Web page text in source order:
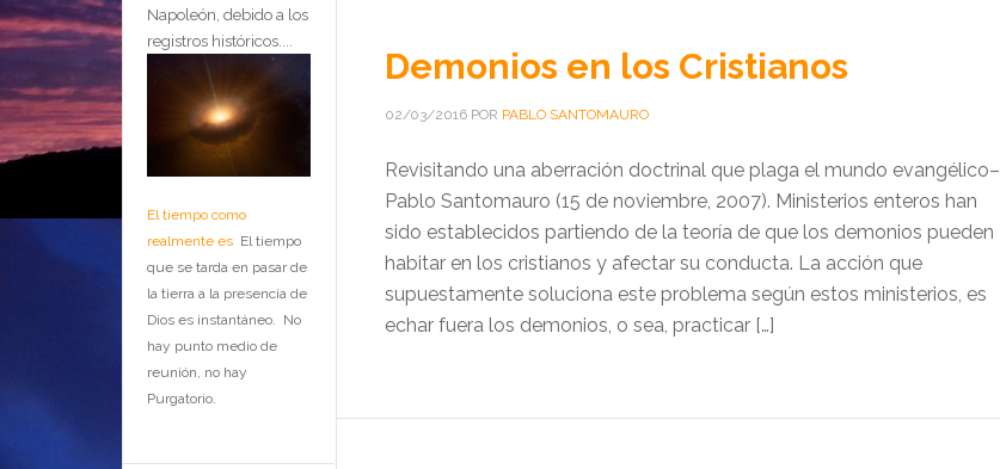
Demonios en los Cristianos
02/03/2016 POR PABLO SANTOMAURO
Revisitando una aberración doctrinal que plaga el mundo evangélico–
Pablo Santomauro (15 de noviembre, 2007). Ministerios enteros han
sido establecidos partiendo de la teoría de que los demonios pueden
habitar en los cristianos y afectar su conducta. La acción que
supuestamente soluciona este problema según estos ministerios, es
echar fuera los demonios, o sea, practicar […]
Napoleón, debido a los
registros históricos....
El tiempo como
realmente es El tiempo
que se tarda en pasar de
la tierra a la presencia de
Dios es instantáneo. No
hay punto medio de
reunión, no hay
Purgatorio.